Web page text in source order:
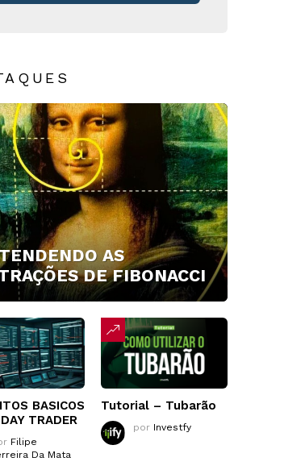
AS
DE FIBONACCI
BASICOS
TRADER
Filipe
Da Mata
Tutorial – Tubarão
por Investfy